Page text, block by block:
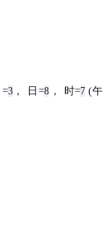
=3， 日 =8 ， 时=7 (午